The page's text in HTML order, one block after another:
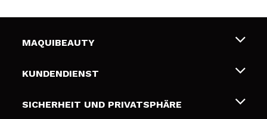
MAQUIBEAUTY
Über uns
Geschenkkarten
KUNDENDIENST
Liefer- und Versandkosten
SICHERHEIT UND PRIVATSPHÄRE